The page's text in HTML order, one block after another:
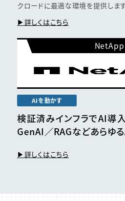
クロードに最適な環境を提供します
詳しくはこちら
NetApp
AIを動かす
検証済みインフラでAI導
GenAI／RAGなどあらゆ
詳しくはこちら